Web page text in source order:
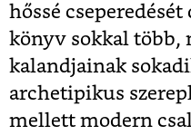
hőssé
könyv sokkal több,
kalandjainak
archetipikus
mellett modern